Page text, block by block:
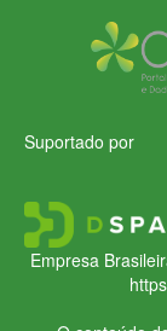
Suportado por
Empresa